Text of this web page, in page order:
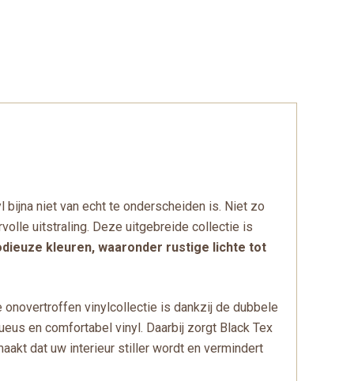
bijna niet van echt te onderscheiden is. Niet zo
uitstraling. Deze uitgebreide collectie is
kleuren, waaronder rustige lichte tot
vinylcollectie is dankzij de dubbele
en comfortabel vinyl. Daarbij zorgt Black Tex
dat uw interieur stiller wordt en vermindert